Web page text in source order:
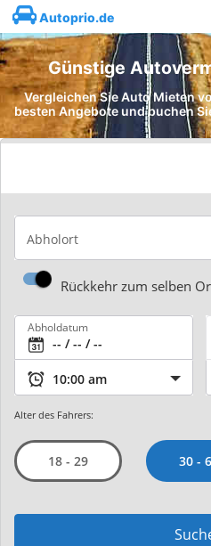
Autoprio.de
Günstige
Vergleichen Sie Auto Mieten
besten Angebote und buchen
Abholort
Rückkehr zum selben
Abholdatum
Alter des Fahrers:
18 - 29 30 -